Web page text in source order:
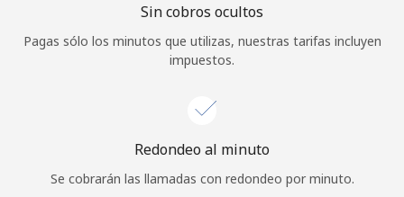
Inicia sesión oREGÍSTRATE →
¿Olvidaste tu contraseña? →
Sin cobros ocultos
Pagas sólo los minutos que utilizas, nuestras tarifas incluyen
impuestos.
Redondeo al minuto
Se cobrarán las llamadas con redondeo por minuto.